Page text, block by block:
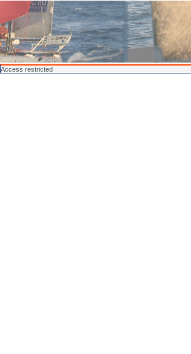
Access restricted